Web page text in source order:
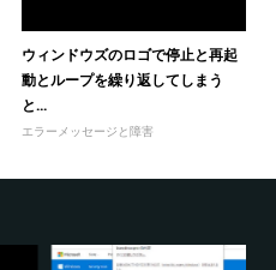
ウィンドウズのロゴで停止と再起
動とループを繰り返してしまう
と...
エラーメッセージと障害